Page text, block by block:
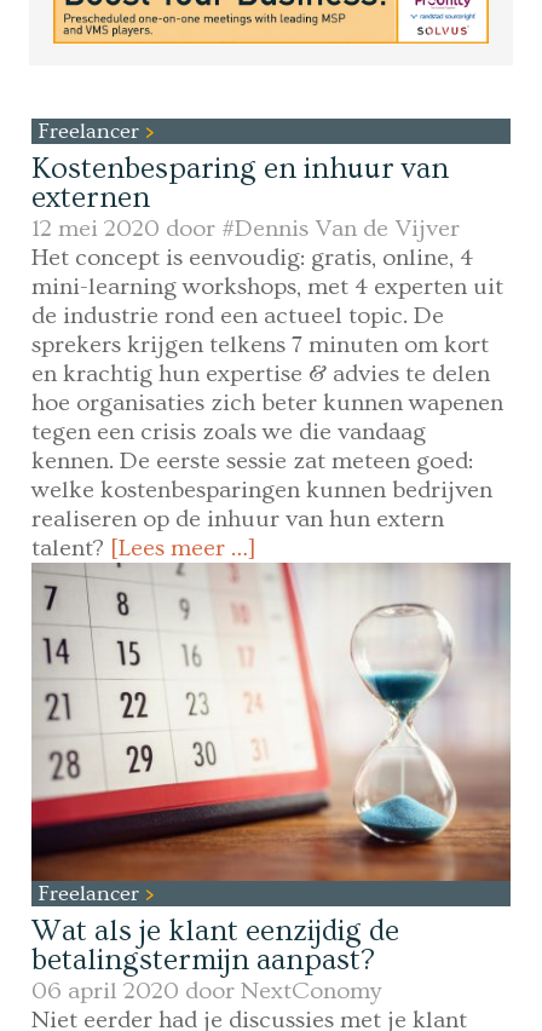
Freelancer
Kostenbesparing en inhuur van
externen
12 mei 2020 door #Dennis Van de Vijver
Het concept is eenvoudig: gratis, online, 4
mini-learning workshops, met 4 experten uit
de industrie rond een actueel topic. De
sprekers krijgen telkens 7 minuten om kort
en krachtig hun expertise & advies te delen
hoe organisaties zich beter kunnen wapenen
tegen een crisis zoals we die vandaag
kennen. De eerste sessie zat meteen goed:
welke kostenbesparingen kunnen bedrijven
realiseren op de inhuur van hun extern
talent? [Lees meer …]
Freelancer
Wat als je klant eenzijdig de
betalingstermijn aanpast?
06 april 2020 doorNextConomy
Niet eerder had je discussies met je klant